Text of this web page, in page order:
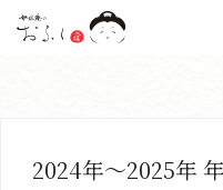
2024年～2025年